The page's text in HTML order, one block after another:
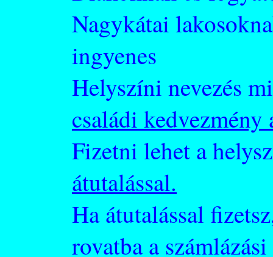
Nagykátai
ingyenes
Helyszíni nevezés
családi
Fizetni lehet a
átutalással.
Ha átutalással
rovatba a